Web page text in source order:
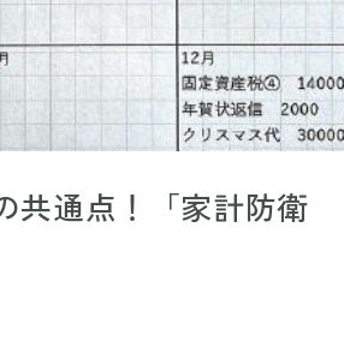
共通点！「家計防衛